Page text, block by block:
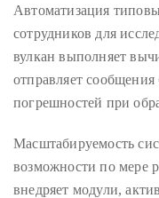
Автоматизация
сотрудников для
вулкан выполняет
отправляет
погрешностей при
Масштабируемость
возможности по мере
внедряет модули,